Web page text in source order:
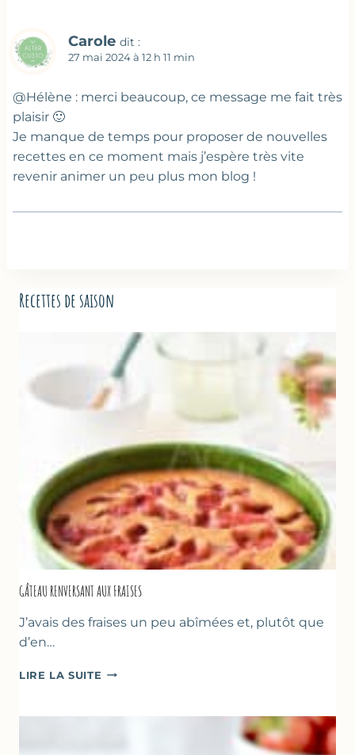
Carole dit :
27 mai 2024 à 12 h 11 min
@Hélène : merci beaucoup, ce message me fait très
plaisir 🙂
Je manque de temps pour proposer de nouvelles
recettes en ce moment mais j’espère très vite
revenir animer un peu plus mon blog !
Recettes de saison
GÂTEAU RENVERSANT AUX FRAISES
J’avais des fraises un peu abîmées et, plutôt que
d’en…
LIRE LA SUITE GÂTEAU
FRAISES